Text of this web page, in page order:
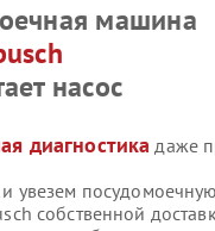
машина
насос
диагностика даже
увезем
собственной